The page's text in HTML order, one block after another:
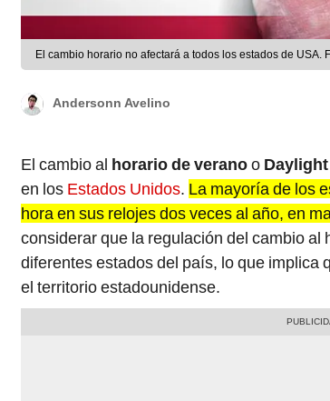
El cambio horario no afectará a todos los estados de USA.
Andersonn Avelino
El cambio al horario de veranoo
en los Estados Unidos. La mayoría de los
hora en sus relojes dos veces al año, en
considerar que la regulación del cambio al
diferentes estados del país, lo que implica
el territorio estadounidense.